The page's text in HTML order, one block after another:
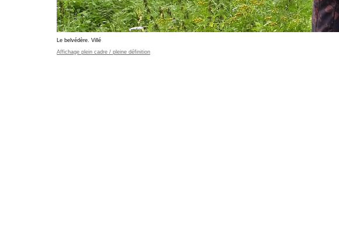
Le belvédère. Villé
Affichage plein cadre / pleine définition